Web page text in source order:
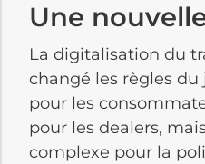
Une
La digitalisation du
changé les règles du
pour les
pour les dealers,
complexe pour la